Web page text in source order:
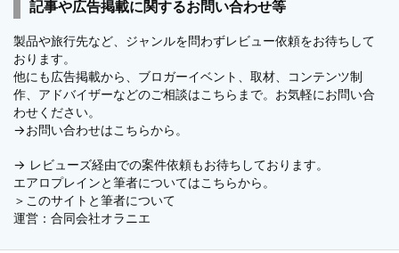
記事や広告掲載に関するお問い合わせ等
製品や旅行先など、ジャンルを問わずレビュー依頼をお待ちして
おります。
他にも広告掲載から、ブロガーイベント、取材、コンテンツ制
作、アドバイザーなどのご相談はこちらまで。お気軽にお問い合
わせください。
→お問い合わせはこちらから。
→ レビューズ経由での案件依頼もお待ちしております。
エアロプレインと筆者についてはこちらから。
＞ このサイトと筆者について
運営： 合同会社オラニエ